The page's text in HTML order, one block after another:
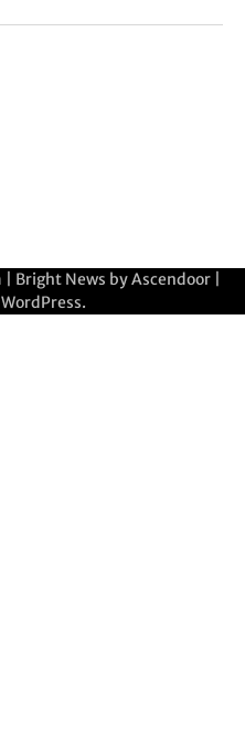
| Bright News byAscendoor
WordPress.